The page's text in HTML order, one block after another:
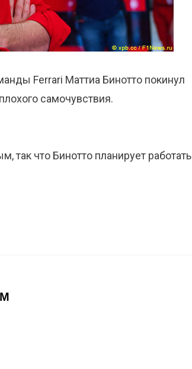
Ferrari Маттиа Бинотто покинул
самочувствия.
так что Бинотто планирует работать